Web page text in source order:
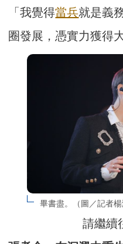
「我覺得當兵就是義
圈發展，憑實力獲得
畢書盡。（圖／記者楊
請繼續